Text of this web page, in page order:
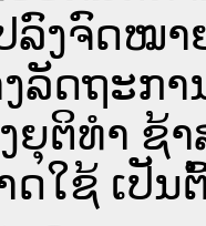
ລົງຈົດໝ
ລັດ​ຖະ​ກ
ຕິທໍາ ຊ້
ໃຊ້ ເປັນ